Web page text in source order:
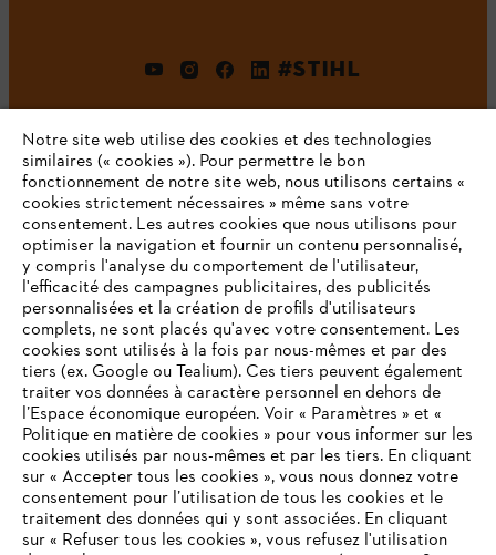
#STIHL
L'Entreprise
STIHL FAQ
Contact
VOTRE NAVIGATEUR INTERNET
N'EST PLUS PRIS EN CHARGE
Notre site web utilise des cookies et des technologies
similaires (« cookies »). Pour permettre le bon
fonctionnement de notre site web, nous utilisons certains «
cookies strictement nécessaires » même sans votre
consentement. Les autres cookies que nous utilisons pour
optimiser la navigation et fournir un contenu personnalisé,
y compris l'analyse du comportement de l'utilisateur,
l'efficacité des campagnes publicitaires, des publicités
personnalisées et la création de profils d'utilisateurs
complets, ne sont placés qu'avec votre consentement. Les
cookies sont utilisés à la fois par nous-mêmes et par des
tiers (ex. Google ou Tealium). Ces tiers peuvent également
traiter vos données à caractère personnel en dehors de
l’Espace économique européen. Voir « Paramètres » et «
Politique en matière de cookies » pour vous informer sur les
cookies utilisés par nous-mêmes et par les tiers. En cliquant
sur « Accepter tous les cookies », vous nous donnez votre
consentement pour l’utilisation de tous les cookies et le
traitement des données qui y sont associées. En cliquant
sur « Refuser tous les cookies », vous refusez l'utilisation